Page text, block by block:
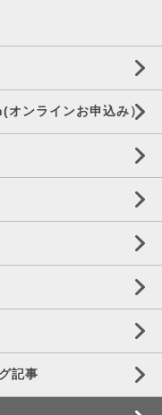
ンラインお申込み）
記事